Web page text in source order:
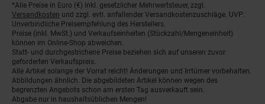
Fußnoten
*Alle Preise in Euro (€) inkl. gesetzlicher Mehrwertsteuer, zzgl.
Versandkosten und zzgl. evtl. anfallender Versandkostenzuschläge. UVP:
Unverbindliche Preisempfehlung des Herstellers.
Preise (inkl. MwSt.) und Verkaufseinheiten (Stückzahl/Mengeneinheit)
können im Online-Shop abweichen.
Statt- und durchgestrichene Preise beziehen sich auf unseren zuvor
geforderten Verkaufspreis.
Alle Artikel solange der Vorrat reicht! Änderungen und Irrtümer vorbehalten.
Abbildungen ähnlich. Die abgebildeten Artikel können wegen des
begrenzten Angebots schon am ersten Tag ausverkauft sein.
Abgabe nur in haushaltsüblichen Mengen!